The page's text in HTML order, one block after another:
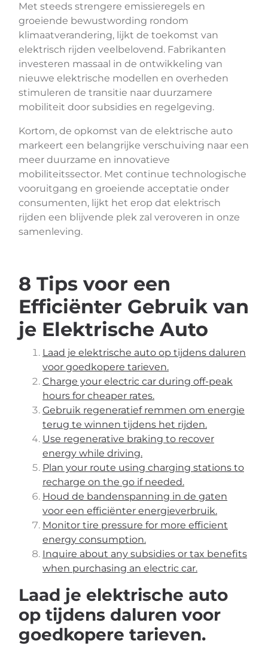
Met steeds strengere emissieregels en
groeiende bewustwording rondom
klimaatverandering, lijkt de toekomst van
elektrisch rijden veelbelovend. Fabrikanten
investeren massaal in de ontwikkeling van
nieuwe elektrische modellen en overheden
stimuleren de transitie naar duurzamere
mobiliteit door subsidies en regelgeving.
Kortom, de opkomst van de elektrische auto
markeert een belangrijke verschuiving naar een
meer duurzame en innovatieve
mobiliteitssector. Met continue technologische
vooruitgang en groeiende acceptatie onder
consumenten, lijkt het erop dat elektrisch
rijden een blijvende plek zal veroveren in onze
samenleving.
8 Tips voor een
Efficiënter Gebruik van
je Elektrische Auto
Laad je elektrische auto op tijdens daluren
voor goedkopere tarieven.
Charge your electric car during off-peak
hours for cheaper rates.
Gebruik regeneratief remmen om energie
terug te winnen tijdens het rijden.
Use regenerative braking to recover
energy while driving.
Plan your route using charging stations to
recharge on the go if needed.
Houd de bandenspanning in de gaten
voor een efficiënter energieverbruik.
Monitor tire pressure for more efficient
energy consumption.
Inquire about any subsidies or tax benefits
when purchasing an electric car.
Laad je elektrische auto
op tijdens daluren voor
goedkopere tarieven.